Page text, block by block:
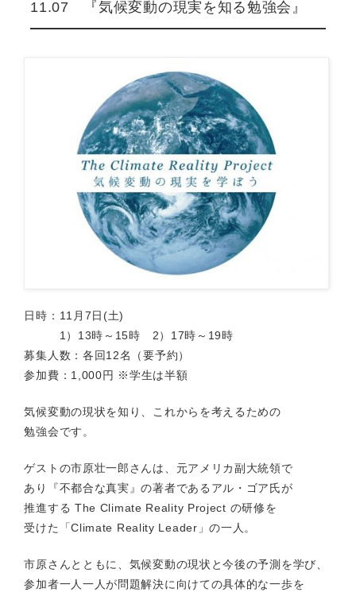
11.07 『気候変動の現実を知る勉強会』
日時：11月7日(土)
1）13時～15時 2）17時～19時
募集人数：各回12名（要予約）
参加費：1,000円 ※学生は半額
気候変動の現状を知り、これからを考えるための
勉強会です。
ゲストの市原壮一郎さんは、元アメリカ副大統領で
あり『不都合な真実』の著者であるアル・ゴア氏が
推進する The Climate Reality Project の研修を
受けた「Climate Reality Leader」の一人。
市原さんとともに、気候変動の現状と今後の予測を学び、
参加者一人一人が問題解決に向けての具体的な一歩を